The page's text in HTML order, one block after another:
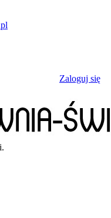
Zaloguj się